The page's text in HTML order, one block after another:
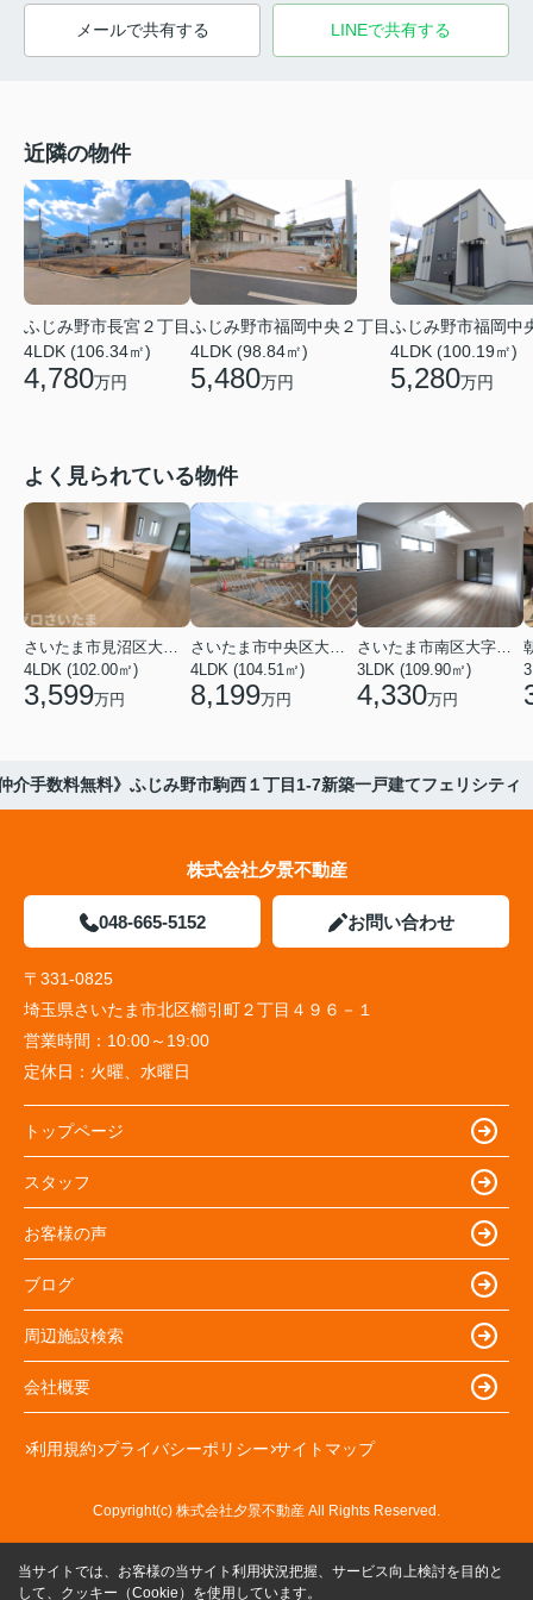
メールで共有する LINEで共有する
近隣の物件
ふじみ野市長宮２丁目
4LDK (106.34㎡)
4,780万円
ふじみ野市福岡中央２丁目
4LDK (98.84㎡)
5,480万円
ふじみ野市福岡中
4LDK (100.19㎡)
5,280万円
よく見られている物件
さいたま市見沼区大字蓮沼
4LDK (102.00㎡)
3,599万円
さいたま市中央区大戸３丁目
4LDK (104.51㎡)
8,199万円
さいたま市南区大字太田窪
3LDK (109.90㎡)
4,330万円
介手数料無料》ふじみ野市駒西１丁目1-7新築一戸建てフェリシティ
株式会社夕景不動産
048-665-5152 お問い合わせ
〒331-0825
埼玉県さいたま市北区櫛引町２丁目４９６－１
営業時間： 10:00～19:00
定休日： 火曜、水曜日
トップページ
スタッフ
お客様の声
ブログ
周辺施設検索
会社概要
利用規約 プライバシーポリシー サイトマップ
Copyright(c) 株式会社夕景不動産 All Rights Reserved.
当サイトでは、お客様の当サイト利用状況把握、サービス向上検討を目的と
して、クッキー（Cookie）を使用しています。